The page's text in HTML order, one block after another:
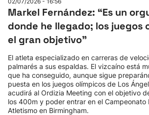
Herri-kirolak
Balonmano
Kirolak 360
Atletismo
Markel Fernández: “Es un
donde he llegado; los juegos
el gran objetivo”
El atleta especializado en carreras de
palmarés a sus espaldas. El vizcaíno está
que ha conseguido, aunque sigue
puesta en los juegos olímpicos de Los
acudirá al Ordizia Meeting con el objetivo
los 400m y poder entrar en el Campeonato
Atletismo en Birmingham.